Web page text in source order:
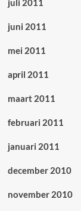
juli 2011
juni 2011
mei 2011
april 2011
maart 2011
februari 2011
januari 2011
december 2010
november 2010